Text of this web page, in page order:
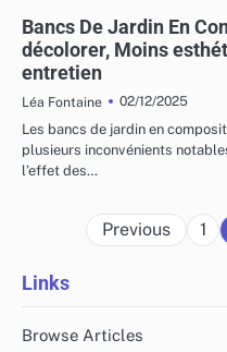
Bancs De Jardin En
décolorer, Moins
entretien
Léa Fontaine
02/12/2025
Les bancs de jardin en
plusieurs inconvénients
l’effet des…
Previous 1
Links
Browse Articles